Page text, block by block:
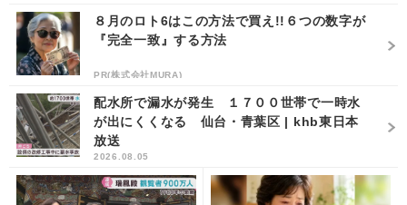
８月のロト6はこの方法で買え!!６つの数字が
『完全一致』する方法
PR(株式会社MURA)
配水所で漏水が発生 １７００世帯で一時水
が出にくくなる 仙台・青葉区 | khb東日本
放送
2026.08.05